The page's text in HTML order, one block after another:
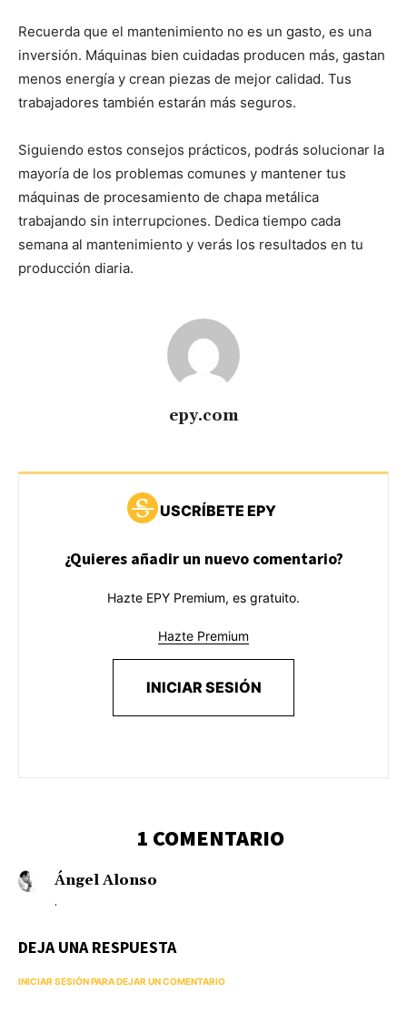
Recuerda que el mantenimiento no es un gasto, es una
inversión. Máquinas bien cuidadas producen más, gastan
menos energía y crean piezas de mejor calidad. Tus
trabajadores también estarán más seguros.
Siguiendo estos consejos prácticos, podrás solucionar la
mayoría de los problemas comunes y mantener tus
máquinas de procesamiento de chapa metálica
trabajando sin interrupciones. Dedica tiempo cada
semana al mantenimiento y verás los resultados en tu
producción diaria.
epy.com
USCRÍBETE EPY
¿Quieres añadir un nuevo comentario?
Hazte EPY Premium, es gratuito.
Hazte Premium
INICIAR SESIÓN
1 COMENTARIO
Ángel Alonso
.
DEJA UNA RESPUESTA
INICIAR SESIÓN PARA DEJAR UN COMENTARIO